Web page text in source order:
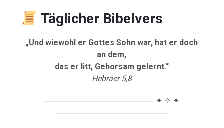
Täglicher Bibelvers
„Und wiewohl er Gottes Sohn war, hat er doch
an dem,
das er litt, Gehorsam gelernt.“
Hebräer 5,8
──────────────────── ✦ ✧ ✦
────────────────────